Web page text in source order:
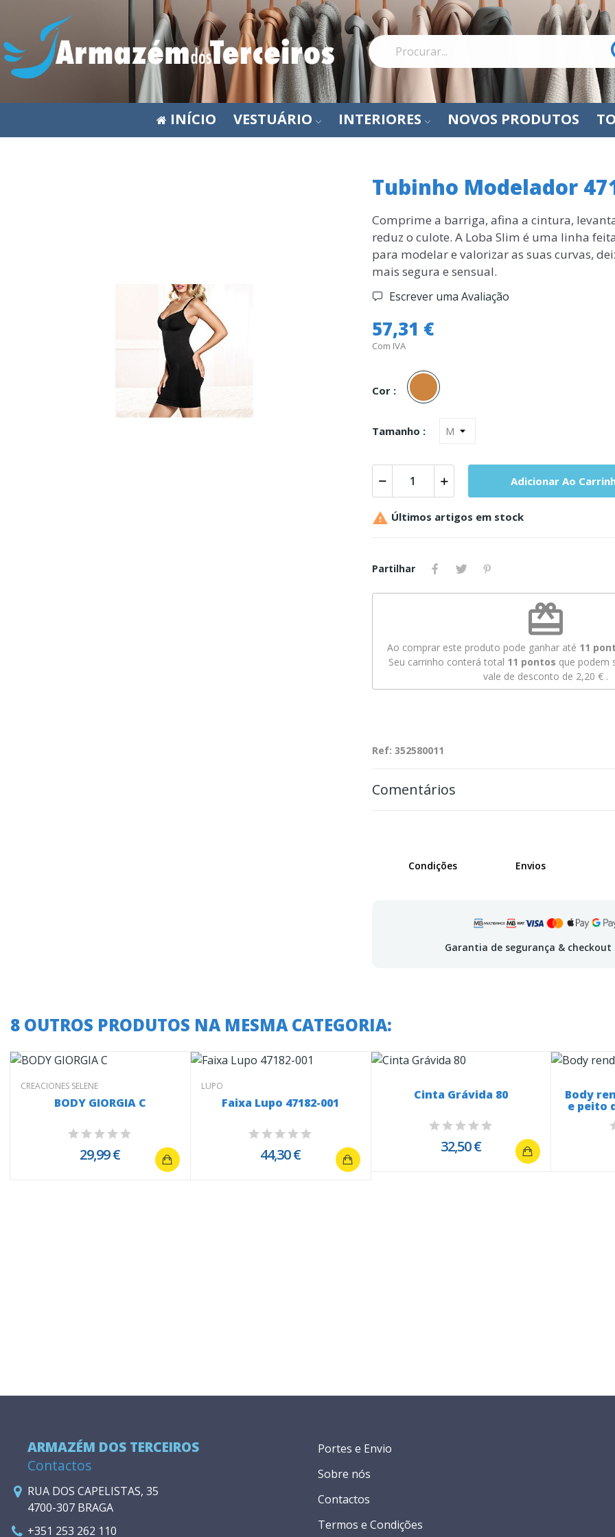
INÍCIO VESTUÁRIO INTERIORES NOVOS PRODUTOS
Tubinho Modelador
Comprime a barriga, afina a cintura,
reduz o culote. A Loba Slim é uma linha
para modelar e valorizar as suas curvas,
mais segura e sensual.
Escrever uma Avaliação
57,31 €
Com IVA
Cor :
Carne
Tamanho :
Adicionar Ao
 Últimos artigos em stock
Partilhar
redeem
Ao comprar este produto pode ganhar até 11
Seu carrinho conterá total 11 pontos que podem
vale de desconto de 2,20 € .
Ref: 352580011
Comentários
Condições Envios
Garantia de segurança & checkout
8 OUTROS PRODUTOS NA MESMA CATEGORIA:
CREACIONES SELENE
BODY GIORGIA C
29,99 €
LUPO
Faixa Lupo 47182-001
44,30 €
Cinta Grávida 80
32,50 €
Body
e peito
ARMAZÉM DOS TERCEIROS
Contactos
RUA DOS CAPELISTAS, 35
4700-307 BRAGA
+351 253 262 110
Portes e Envio
Sobre nós
Contactos
Termos e Condições